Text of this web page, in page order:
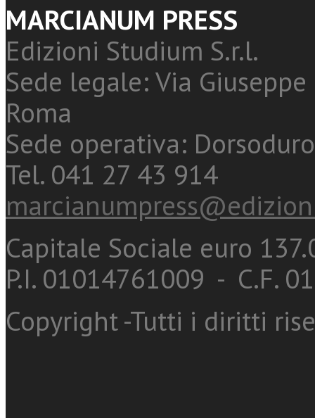
MARCIANUM PRESS
Edizioni Studium S.r.l.
Sede legale: Via
Roma
Sede operativa:
Tel. 041 27 43 914
Capitale Sociale euro
P.I. 01014761009 - C.F.
Copyright -Tutti i diritti